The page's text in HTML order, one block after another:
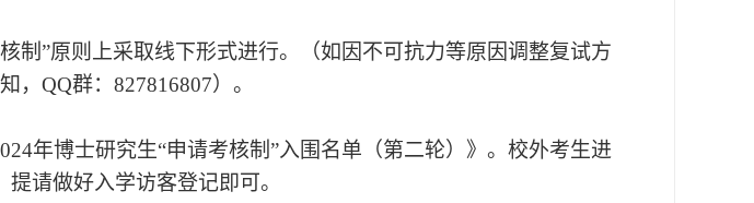
制”原则上采取线下形式进行。（如因不可抗力等原因调整复试方
，QQ群：827816807）。
年博士研究生“申请考核制”入围名单 （第二轮） 》 。 校外考生进
请做好入学访客登记即可。